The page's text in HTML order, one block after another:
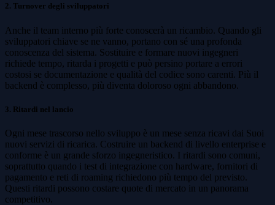
2. Turnover degli sviluppatori
Anche il team interno più forte conoscerà un ricambio. Quando gli
sviluppatori chiave se ne vanno, portano con sé una profonda
conoscenza del sistema. Sostituire e formare nuovi ingegneri
richiede tempo, ritarda i progetti e può persino portare a errori
costosi se documentazione e qualità del codice sono carenti. Più il
backend è complesso, più diventa doloroso ogni abbandono.
3. Ritardi nel lancio
Ogni mese trascorso nello sviluppo è un mese senza ricavi dai Suoi
nuovi servizi di ricarica. Costruire un backend di livello enterprise e
conforme è un grande sforzo ingegneristico. I ritardi sono comuni,
soprattutto quando i test di integrazione con hardware, fornitori di
pagamento e reti di roaming richiedono più tempo del previsto.
Questi ritardi possono costare quote di mercato in un panorama
competitivo.